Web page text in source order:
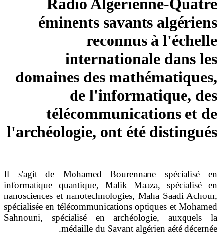
Radio Algérienne-
éminents savants
reconnus à
internationale
domaines des
de l'informatique,
télécommunications
l'archéologie, ont été
Il s'agit de Mohamed Bourennane
informatique quantique, Malik Maaza,
nanosciences et nanotechnologies, Maha Saadi
spécialisée en télécommunications optiques et
Sahnouni, spécialisé en archéologie,
médaille du Savant algérien aété
.